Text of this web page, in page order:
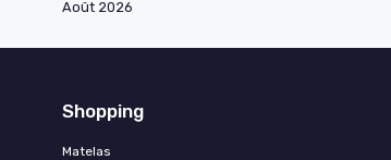
Août 2026
Shopping
Matelas